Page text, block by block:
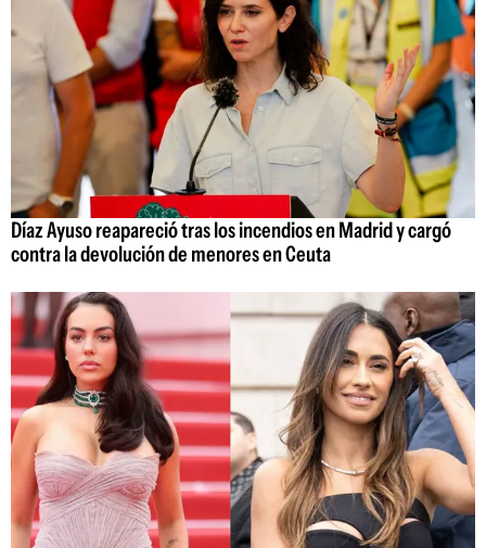
Díaz Ayuso reapareció tras los incendios en Madrid y cargó
contra la devolución de menores en Ceuta